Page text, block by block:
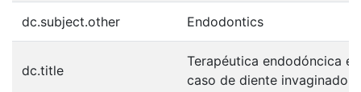
dc.subject.other Endodontics
dc.title
Terapéutica endodóncica
caso de diente invaginado